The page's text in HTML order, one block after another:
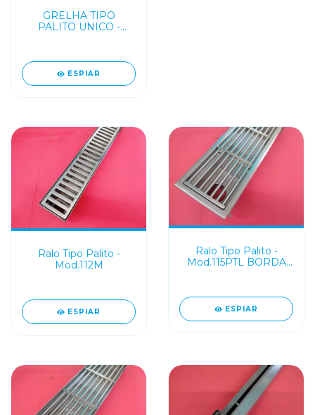
GRELHA TIPO
PALITO UNICO -
ESPIAR
Ralo Tipo Palito -
Mod.112M
ESPIAR
Ralo Tipo Palito -
Mod.115PTL BORDA
ESPIAR